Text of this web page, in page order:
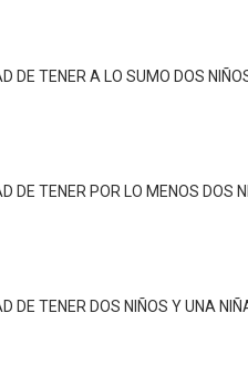
DE TENER A LO SUMO DOS
DE TENER POR LO MENOS DOS
DE TENER DOS NIÑOS Y UNA